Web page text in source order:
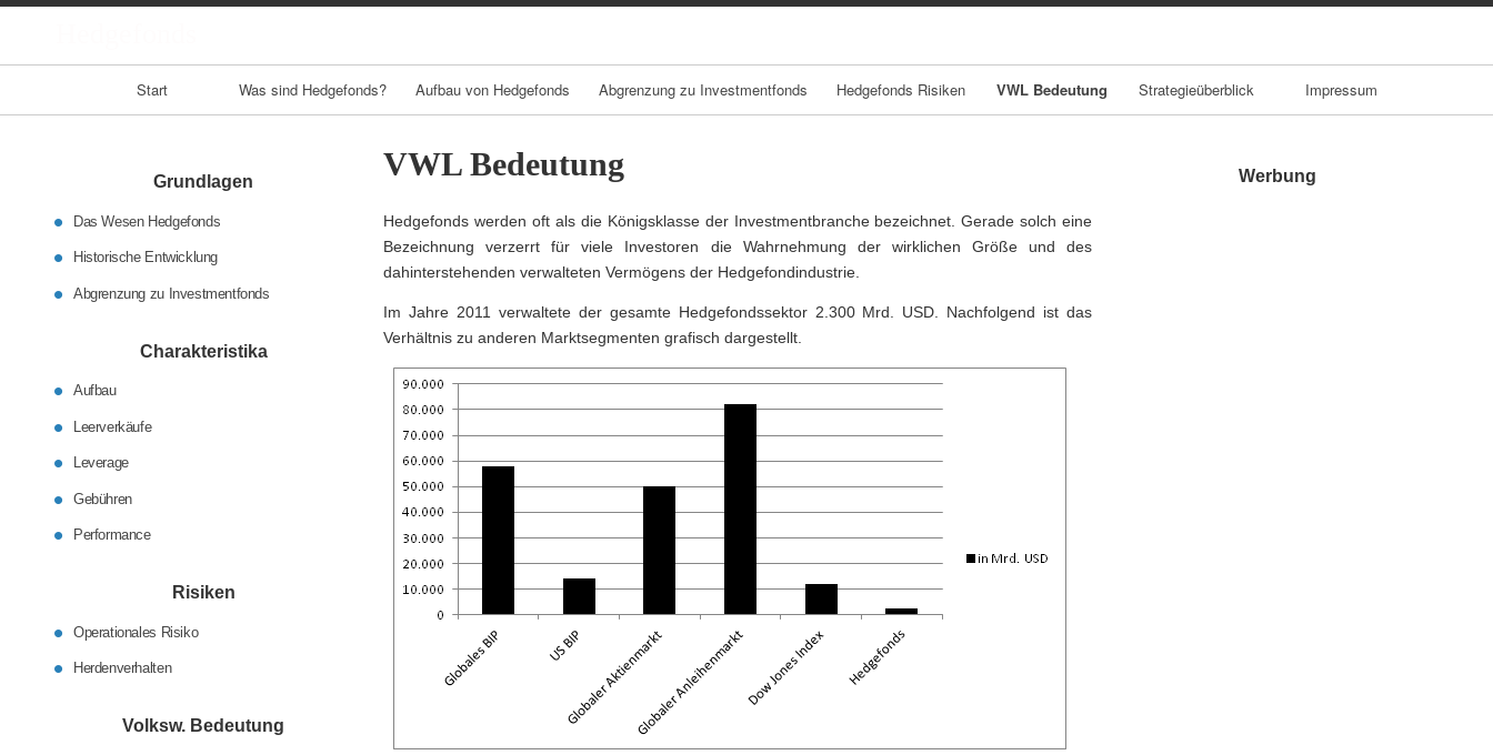
Start Was sind Hedgefonds? Aufbau von Hedgefonds Abgrenzung zu Investmentfonds Hedgefonds Risiken VWL Bedeutung Strategieüberblick Impressum
VWL Bedeutung
Hedgefonds werden oft als die Königsklasse der Investmentbranche bezeichnet. Gerade solch eine
Bezeichnung verzerrt für viele Investoren die Wahrnehmung der wirklichen Größe und des
dahinterstehenden verwalteten Vermögens der Hedgefondindustrie.
Im Jahre 2011 verwaltete der gesamte Hedgefondssektor 2.300 Mrd. USD. Nachfolgend ist das
Verhältnis zu anderen Marktsegmenten grafisch dargestellt.
Werbung
Grundlagen
Das Wesen Hedgefonds
Historische Entwicklung
Abgrenzung zu Investmentfonds
Charakteristika
Aufbau
Leerverkäufe
Leverage
Gebühren
Performance
Risiken
Operationales Risiko
Herdenverhalten
Volksw. Bedeutung